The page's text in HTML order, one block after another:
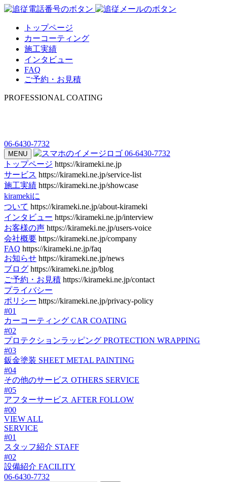
トップページ
カーコーティング
施工実績
インタビュー
FAQ
ご予約・お見積
PROFESSIONAL COATING
06-6430-7732
MENU
06-6430-7732
トップページ https://kirameki.ne.jp
サービス https://kirameki.ne.jp/service-list
施工実績 https://kirameki.ne.jp/showcase
kiramekiに
ついて https://kirameki.ne.jp/about-kirameki
インタビュー https://kirameki.ne.jp/interview
お客様の声 https://kirameki.ne.jp/users-voice
会社概要 https://kirameki.ne.jp/company
FAQ https://kirameki.ne.jp/faq
お知らせ https://kirameki.ne.jp/news
ブログ https://kirameki.ne.jp/blog
ご予約・お見積 https://kirameki.ne.jp/contact
プライバシー
ポリシー https://kirameki.ne.jp/privacy-policy
#01
カーコーティング CAR COATING
#02
プロテクションラッピング PROTECTION WRAPPING
#03
鈑金塗装 SHEET METAL PAINTING
#04
その他のサービス OTHERS SERVICE
#05
アフターサービス AFTER FOLLOW
#00
VIEW ALL
SERVICE
#01
スタッフ紹介 STAFF
#02
設備紹介 FACILITY
06-6430-7732